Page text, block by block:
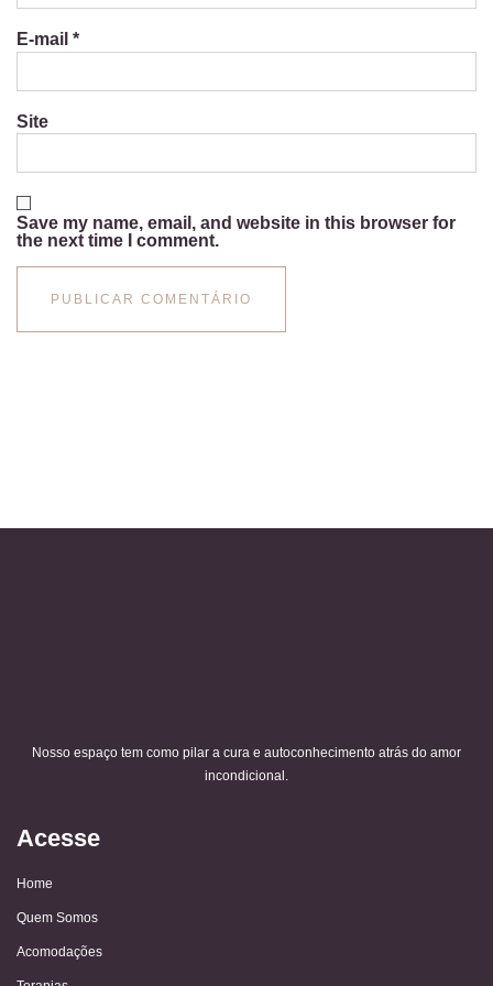
E-mail *
Site
Save my name, email, and website in this browser for
the next time I comment.
Nosso espaço tem como pilar a cura e autoconhecimento atrás do amor
incondicional.
Acesse
Home
Quem Somos
Acomodações